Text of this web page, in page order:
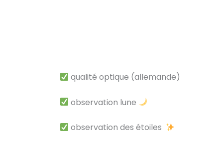
qualité optique (allemande)
observation lune
observation des étoiles